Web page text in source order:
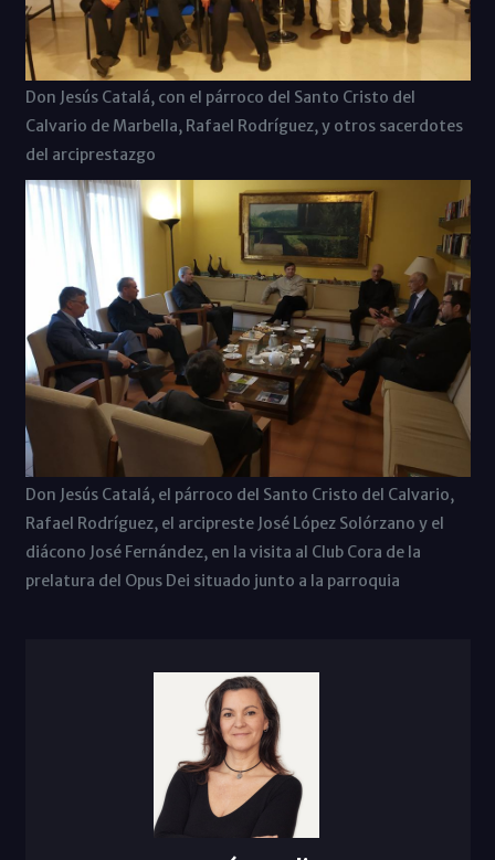
Don Jesús Catalá, con el párroco del Santo Cristo del
Calvario de Marbella, Rafael Rodríguez, y otros sacerdotes
del arciprestazgo
Don Jesús Catalá, el párroco del Santo Cristo del Calvario,
Rafael Rodríguez, el arcipreste José López Solórzano y el
diácono José Fernández, en la visita al Club Cora de la
prelatura del Opus Dei situado junto a la parroquia